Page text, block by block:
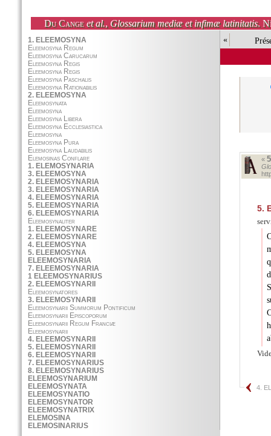
Du Cange et al., Glossarium mediæ et infimæ latinitatis.
«
«
5.
4.